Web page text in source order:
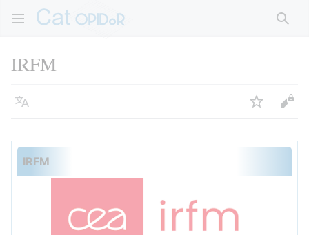
IRFM
Langue Suivre
IRFM